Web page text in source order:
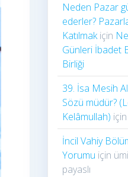
Neden Pazar
ederler?
Katılmakiçin
Günleri İbadet
Birliği
39. İsa Mesih
Sözü müdür?
Kelâmullah)
İncil Vahiy
Yorumu için
payaslı